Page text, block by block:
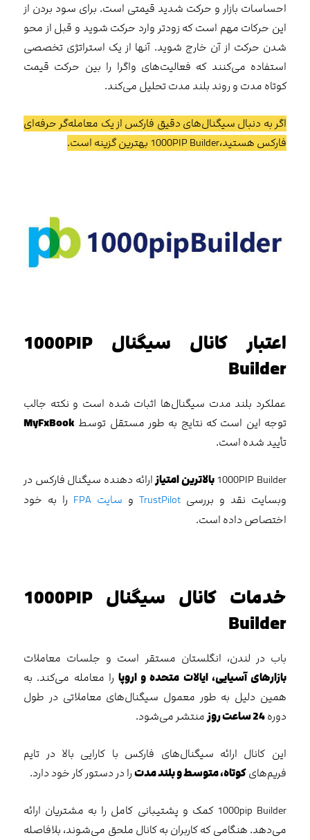
احساسات بازار و حرکت شدید قیمتی است. برای سود بردن از
این حرکات مهم است که زودتر وارد حرکت شوید و قبل از محو
شدن حرکت از آن خارج شوید. آنها از یک استراتژی تخصصی
استفاده می‌کنند که فعالیت‌های واگرا را بین حرکت قیمت
کوتاه مدت و روند بلند مدت تحلیل می‌کند.
اگر به دنبال سیگنال‌های دقیق فارکس از یک معامله‌گر حرفه‌ای
فارکس هستید،1000PIP Builder بهترین گزینه است.
اعتبار کانال سیگنال 1000PIP
Builder
عملکرد بلند مدت سیگنال‌ها اثبات شده است و نکته جالب
توجه این است که نتایج به طور مستقل توسط MyFxBook
تأیید شده است.
1000PIP Builder بالاترین امتیازارائه دهنده سیگنال فارکس در
وبسایت نقد و بررسی TrustPilot و سایت FPA
را به خود
اختصاص داده است.
خدمات کانال سیگنال 1000PIP
Builder
باب در لندن، انگلستان مستقر است و جلسات معاملات
بازارهای آسیایی، ایالات متحده و اروپا را معامله می‌کند. به
همین دلیل به طور معمول سیگنال‌های معاملاتی در طول
دوره24 ساعت روز منتشر می‌شود.
این کانال ارائه سیگنال‌های فارکس با کارایی بالا در تایم
فریم‌هایکوتاه، متوسط و بلند مدترا در دستور کار خود دارد.
1000pip Builder کمک و پشتیبانی کامل را به مشتریان ارائه
می‌دهد. هنگامی که کاربران به کانال ملحق می‌شوند، بلافاصله